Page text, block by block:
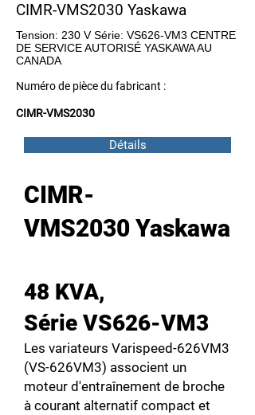
CIMR-VMS2030 Yaskawa
Tension: 230 V Série: VS626-VM3 CENTRE
DE SERVICE AUTORISÉ YASKAWA AU
CANADA
Numéro de pièce du fabricant :
CIMR-VMS2030
Détails
CIMR-
VMS2030 Yaskawa
48 KVA,
Série VS626-VM3
Les variateurs Varispeed-626VM3
(VS-626VM3) associent un
moteur d'entraînement de broche
à courant alternatif compact et